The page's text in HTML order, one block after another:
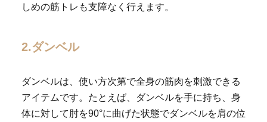
しめの筋トレも支障なく行えます。
2.ダンベル
ダンベルは、使い方次第で全身の筋肉を刺激できる
アイテムです。たとえば、ダンベルを手に持ち、身
体に対して肘を90°に曲げた状態でダンベルを肩の位